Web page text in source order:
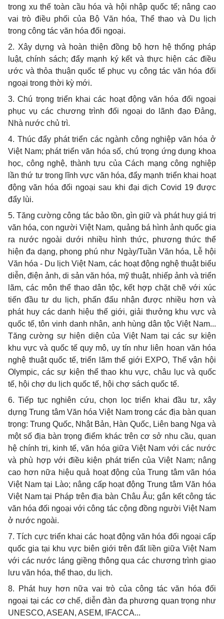
trong xu thế toàn cầu hóa và hội nhập quốc tế; nâng cao
vai trò điều phối của Bộ Văn hóa, Thể thao và Du lịch
trong công tác văn hóa đối ngoại.
2. Xây dựng và hoàn thiện đồng bộ hơn hệ thống pháp
luật, chính sách; đẩy mạnh ký kết và thực hiện các điều
ước và thỏa thuận quốc tế phục vụ công tác văn hóa đối
ngoại trong thời kỳ mới.
3. Chú trọng triển khai các hoạt động văn hóa đối ngoại
phục vụ các chương trình đối ngoại do lãnh đạo Đảng,
Nhà nước chủ trì.
4. Thúc đẩy phát triển các ngành công nghiệp văn hóa ở
Việt Nam; phát triển văn hóa số, chú trọng ứng dụng khoa
học, công nghệ, thành tựu của Cách mạng công nghiệp
lần thứ tư trong lĩnh vực văn hóa, đẩy mạnh triển khai hoạt
động văn hóa đối ngoại sau khi đại dịch Covid 19 được
đẩy lùi.
5. Tăng cường công tác bảo tồn, gìn giữ và phát huy giá trị
văn hóa, con người Việt Nam, quảng bá hình ảnh quốc gia
ra nước ngoài dưới nhiều hình thức, phương thức thể
hiện đa dạng, phong phú như Ngày/Tuần Văn hóa, Lễ hội
Văn hóa - Du lịch Việt Nam, các hoạt động nghệ thuật biểu
diễn, điện ảnh, di sản văn hóa, mỹ thuật, nhiếp ảnh và triển
lãm, các môn thể thao dân tộc, kết hợp chặt chẽ với xúc
tiến đầu tư du lịch, phấn đấu nhận được nhiều hơn và
phát huy các danh hiệu thế giới, giải thưởng khu vực và
quốc tế, tôn vinh danh nhân, anh hùng dân tộc Việt Nam...
Tăng cường sự hiện diện của Việt Nam tại các sự kiện
khu vực và quốc tế quy mô, uy tín như liên hoan văn hóa
nghệ thuật quốc tế, triển lãm thế giới EXPO, Thế vận hội
Olympic, các sự kiện thể thao khu vực, châu lục và quốc
tế, hội chợ du lịch quốc tế, hội chợ sách quốc tế.
6. Tiếp tục nghiên cứu, chọn lọc triển khai đầu tư, xây
dựng Trung tâm Văn hóa Việt Nam trong các địa bàn quan
trọng: Trung Quốc, Nhật Bản, Hàn Quốc, Liên bang Nga và
một số địa bàn trọng điểm khác trên cơ sở nhu cầu, quan
hệ chính trị, kinh tế, văn hóa giữa Việt Nam với các nước
và phù hợp với điều kiện phát triển của Việt Nam; nâng
cao hơn nữa hiệu quả hoạt động của Trung tâm văn hóa
Việt Nam tại Lào; nâng cấp hoạt động Trung tâm Văn hóa
Việt Nam tại Pháp trên địa bàn Châu Âu; gắn kết công tác
văn hóa đối ngoại với công tác cộng đồng người Việt Nam
ở nước ngoài.
7. Tích cực triển khai các hoạt động văn hóa đối ngoại cấp
quốc gia tại khu vực biên giới trên đất liền giữa Việt Nam
với các nước láng giềng thông qua các chương trình giao
lưu văn hóa, thể thao, du lịch.
8. Phát huy hơn nữa vai trò của công tác văn hóa đối
ngoại tại các cơ chế, diễn đàn đa phương quan trọng như
UNESCO, ASEAN, ASEM, IFACCA...